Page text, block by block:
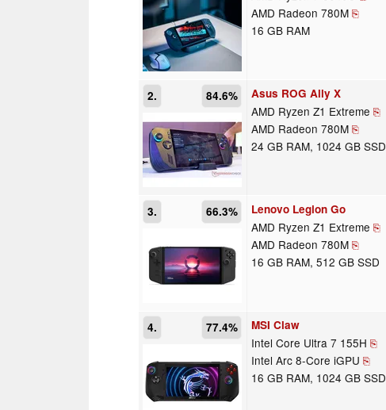
AMD Radeon 780M ⎘
16 GB RAM
2. 84.6% Asus ROG Ally X
AMD Ryzen Z1 Extreme ⎘
AMD Radeon 780M ⎘
24 GB RAM, 1024 GB SSD
3. 66.3% Lenovo Legion Go
AMD Ryzen Z1 Extreme ⎘
AMD Radeon 780M ⎘
16 GB RAM, 512 GB SSD
4. 77.4% MSI Claw
Intel Core Ultra 7 155H ⎘
Intel Arc 8-Core iGPU ⎘
16 GB RAM, 1024 GB SSD